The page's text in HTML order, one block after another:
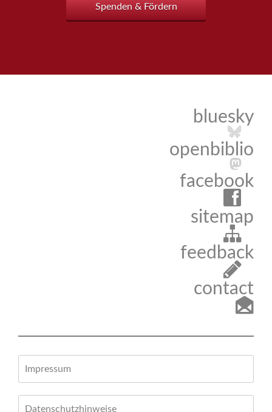
Spenden & Fördern
bluesky
openbiblio
facebook
sitemap
feedback
contact
Impressum
Datenschutzhinweise